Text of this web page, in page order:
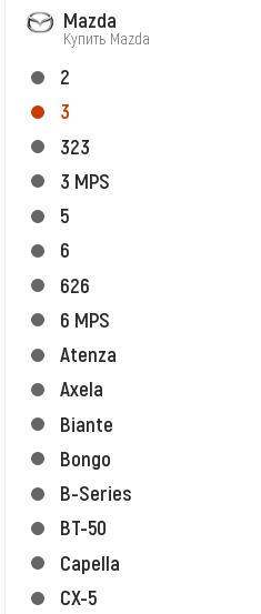
Mazda
Купить Mazda
2
3
323
3 MPS
5
6
626
6 MPS
Atenza
Axela
Biante
Bongo
B-Series
BT-50
Capella
CX-5